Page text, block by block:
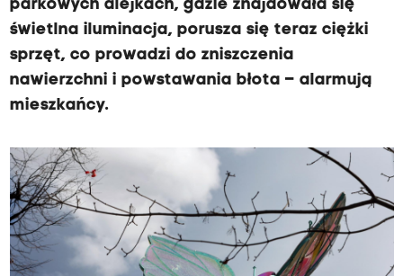
parkowych alejkach, gdzie znajdowała się
świetlna iluminacja, porusza się teraz ciężki
sprzęt, co prowadzi do zniszczenia
nawierzchni i powstawania błota – alarmują
mieszkańcy.